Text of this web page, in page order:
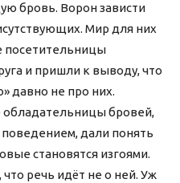
бровь. Ворон зависти
Мир для них
посетительницы
и пришли к выводу, что
давно не про них.
обладательницы бровей,
дали понять
становятся изгоями.
речь идёт не о ней. Уж